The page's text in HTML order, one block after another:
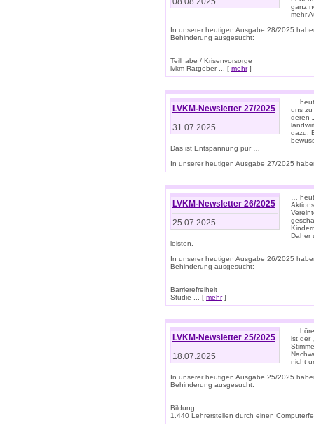
ganz
mehr
In unserer heutigen Ausgabe 28/2025
Behinderung ausgesucht:
Teilhabe / Krisenvorsorge
lvkm-Ratgeber ... [ mehr]
LVKM-Newsletter 27/2025
31.07.2025
…
uns zu
deren
dazu.
Das ist Entspannung pur …
In unserer heutigen Ausgabe 27/2025
LVKM-Newsletter 26/2025
25.07.2025
…
Daher
leisten.
In unserer heutigen Ausgabe 26/2025
Behinderung ausgesucht:
Barrierefreiheit
Studie ... [ mehr]
LVKM-Newsletter 25/2025
18.07.2025
…
ist der
nicht
In unserer heutigen Ausgabe 25/2025
Behinderung ausgesucht:
Bildung
1.440 Lehrerstellen durch einen